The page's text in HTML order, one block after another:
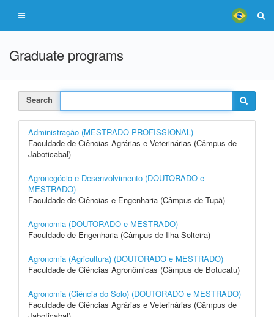
Graduate programs
Search
Administração (MESTRADO PROFISSIONAL)
Faculdade de Ciências Agrárias e Veterinárias (Câmpus de
Jaboticabal)
Agronegócio e Desenvolvimento (DOUTORADO e
MESTRADO)
Faculdade de Ciências e Engenharia (Câmpus de Tupã)
Agronomia (DOUTORADO e MESTRADO)
Faculdade de Engenharia (Câmpus de Ilha Solteira)
Agronomia (Agricultura) (DOUTORADO e MESTRADO)
Faculdade de Ciências Agronômicas (Câmpus de Botucatu)
Agronomia (Ciência do Solo) (DOUTORADO e MESTRADO)
Faculdade de Ciências Agrárias e Veterinárias (Câmpus de